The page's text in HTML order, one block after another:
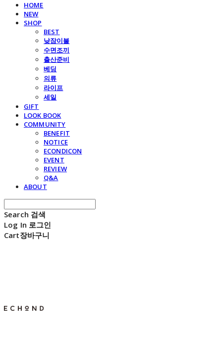
HOME
NEW
SHOP
BEST
낮잠이불
수면조끼
출산준비
베딩
의류
라이프
세일
GIFT
LOOK BOOK
COMMUNITY
BENEFIT
NOTICE
ECONDICON
EVENT
REVIEW
Q&A
ABOUT
Search 검색
Log In 로그인
Cart장바구니